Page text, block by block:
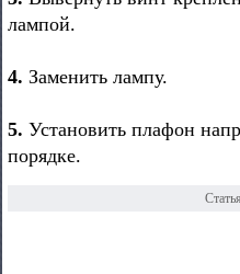
лампой.
4. Заменить лампу.
5. Установить плафон
порядке.